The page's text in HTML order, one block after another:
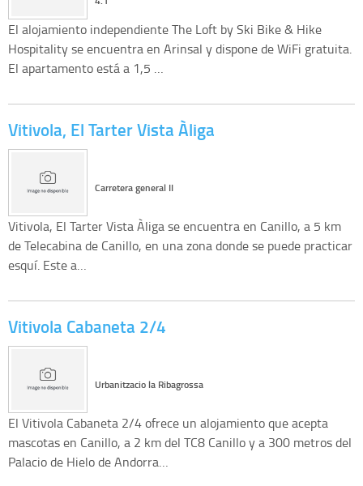
El alojamiento independiente The Loft by Ski Bike & Hike
Hospitality se encuentra en Arinsal y dispone de WiFi gratuita.
El apartamento está a 1,5 …
Vitivola, El Tarter Vista Àliga
Carretera general II
Vitivola, El Tarter Vista Àliga se encuentra en Canillo, a 5 km
de Telecabina de Canillo, en una zona donde se puede practicar
esquí. Este a…
Vitivola Cabaneta 2/4
Urbanitzacio la Ribagrossa
El Vitivola Cabaneta 2/4 ofrece un alojamiento que acepta
mascotas en Canillo, a 2 km del TC8 Canillo y a 300 metros del
Palacio de Hielo de Andorra…